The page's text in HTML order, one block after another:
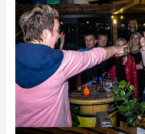
Bezorgkosten:
Zutphen: € 100,00 excl. BTW
Handige Tip:
Niet telkens uw knip hoeven trekken
te rekenen? Voor € 13,50 per
BTW) kunt u gebruikmaken van het
waarbij u onbeperkt kunt genieten
huiswijn, koffie en thee. Zo komt u
voor verrassingen te staan!